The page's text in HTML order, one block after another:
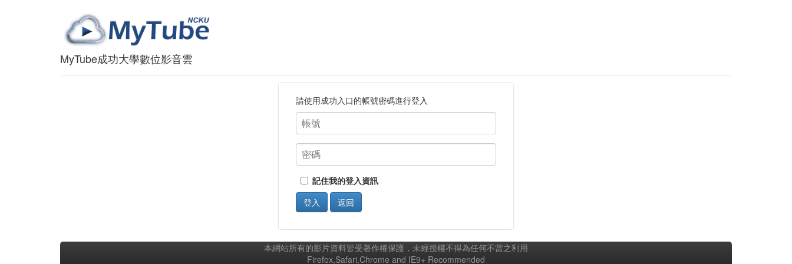
MyTube成功大學數位影音雲
請使用成功入口的帳號密碼進行登入
記住我的登入資訊
登入
返回
本網站所有的影片資料皆受著作權保護，未經授權不得為任何不當之利用
Firefox,Safari,Chrome and IE9+ Recommended